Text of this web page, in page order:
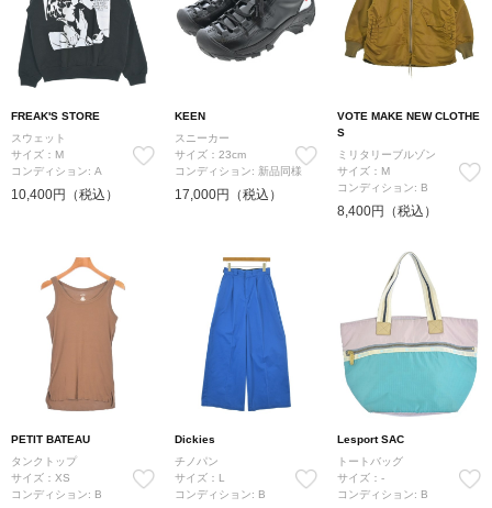
FREAK'S STORE
スウェット
サイズ：M
コンディション: A
10,400円（税込）
KEEN
スニーカー
サイズ：23cm
コンディション: 新品同様
17,000円（税込）
VOTE MAKE NEW CLOTHE
S
ミリタリーブルゾン
サイズ：M
コンディション: B
8,400円（税込）
PETIT BATEAU
タンクトップ
サイズ：XS
コンディション: B
Dickies
チノパン
サイズ：L
コンディション: B
Lesport SAC
トートバッグ
サイズ：-
コンディション: B